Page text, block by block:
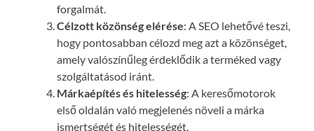
forgalmát.
Célzott közönség elérése: A SEO lehetővé teszi,
hogy pontosabban célozd meg azt a közönséget,
amely valószínűleg érdeklődik a terméked vagy
szolgáltatásod iránt.
Márkaépítés és hitelesség: A keresőmotorok
első oldalán való megjelenés növeli a márka
ismertségét és hitelességét.